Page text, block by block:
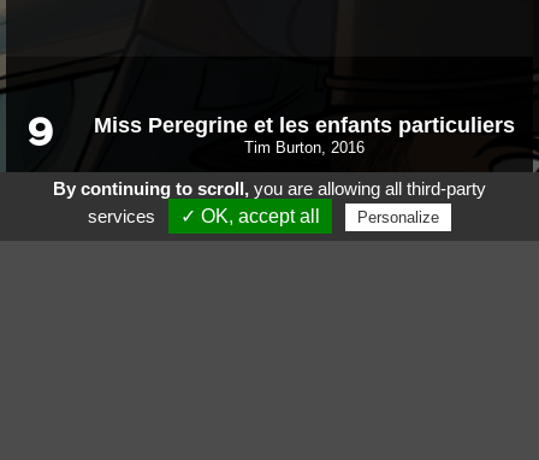
9 Miss Peregrine et les enfants particuliers
Tim Burton, 2016
By continuing to scroll,you are allowing all third-party
services
✓ OK, accept all Personalize